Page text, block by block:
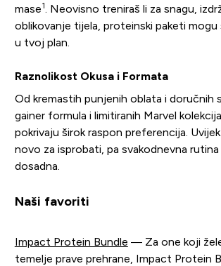
mase1
. Neovisno treniraš li za snagu,
oblikovanje tijela, proteinski paketi mogu
u tvoj plan.
Raznolikost Okusa i Formata
Od kremastih punjenih oblata i doručnih
gainer formula i limitiranih Marvel
pokrivaju širok raspon preferencija.
novo za isprobati, pa svakodnevna
dosadna.
Naši favoriti
Impact Protein Bundle — Za one koji
temelje prave prehrane, Impact Protein